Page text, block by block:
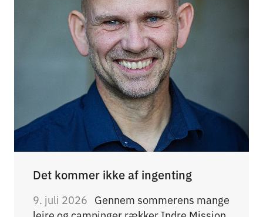
Det kommer ikke af ingenting
9. juli 2026 Gennem sommerens mange